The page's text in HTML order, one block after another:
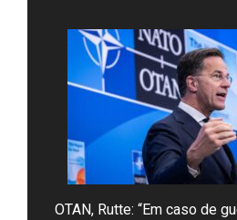
OTAN, Rutte: “Em caso de